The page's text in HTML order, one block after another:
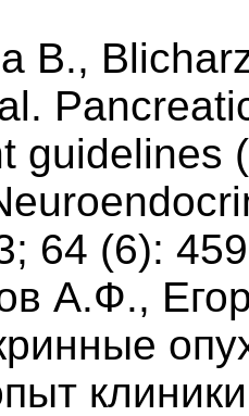
B.,
guidelines
64 (6):
А.Ф.,